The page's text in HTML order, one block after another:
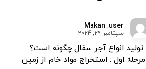
Makan_user
سپتامبر ۲۹, ۲۰۲۴
انواع آجر سفال چگونه است؟
مرحله اول : استخراج مواد خام از زمین